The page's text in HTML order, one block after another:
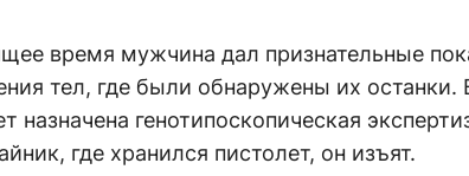
время мужчина дал признательные
тел, где были обнаружены их
назначена генотипоскопическая
где хранился пистолет, он изъят.